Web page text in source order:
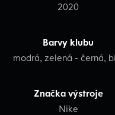
2020
Barvy klubu
modrá, zelená - černá,
Značka výstroje
Nike